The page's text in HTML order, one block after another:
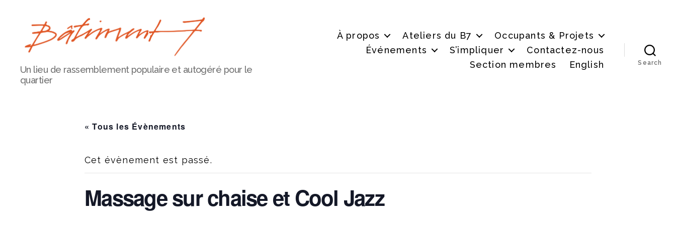
Bâtiment
7
Un lieu de rassemblement populaire et autogéré pour le
quartier
À propos Ateliers du B7
Occupants & Projets
Événements
S’impliquer
Contactez-nous
Section membres
English Search
« Tous les Évènements
Cet évènement est passé.
Massage sur chaise et Cool Jazz